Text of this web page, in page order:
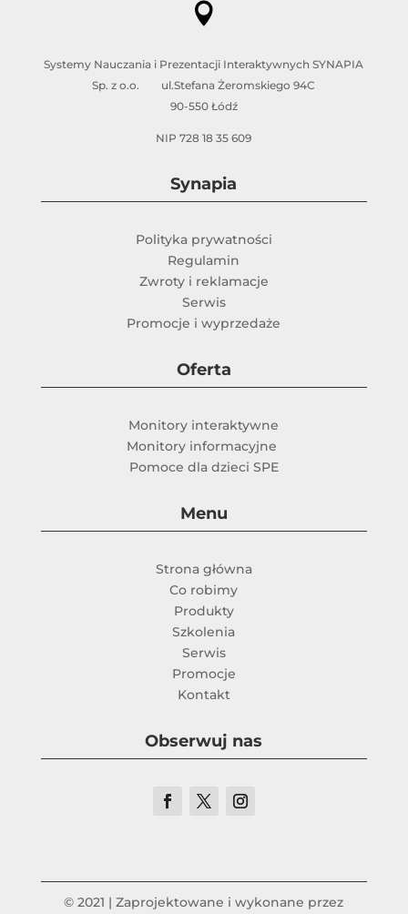

Systemy Nauczania i Prezentacji Interaktywnych SYNAPIA
Sp. z o.o. ul.Stefana Żeromskiego 94C
90-550 Łódź
NIP 728 18 35 609
Synapia
Polityka prywatności
Regulamin
Zwroty i reklamacje
Serwis
Promocje i wyprzedaże
Oferta
Monitory interaktywne
Monitory informacyjne
Pomoce dla dzieci SPE
Menu
Strona główna
Co robimy
Produkty
Szkolenia
Serwis
Promocje
Kontakt
Obserwuj nas
© 2021 | Zaprojektowane i wykonane przez